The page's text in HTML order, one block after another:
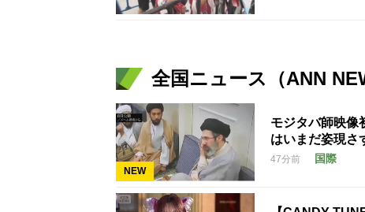
全国ニュース（ANN
NEW
モジタバ師映
はいまだ姿現
47分前 国際